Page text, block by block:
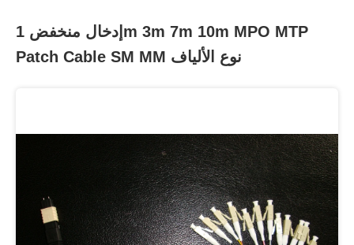
إدخال منخفض 1m 3m 7m 10m MPO MTP
Patch Cable SM MM نوع الألياف